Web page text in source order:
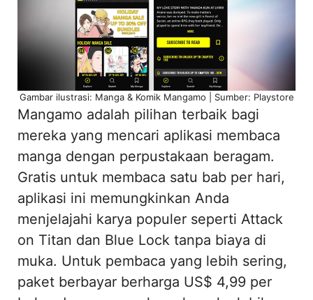
Gambar ilustrasi: Manga & Komik Mangamo | Sumber: Playstore
Mangamo adalah pilihan terbaik bagi
mereka yang mencari aplikasi membaca
manga dengan perpustakaan beragam.
Gratis untuk membaca satu bab per hari,
aplikasi ini memungkinkan Anda
menjelajahi karya populer seperti Attack
on Titan dan Blue Lock tanpa biaya di
muka. Untuk pembaca yang lebih sering,
paket berbayar berharga US$ 4,99 per